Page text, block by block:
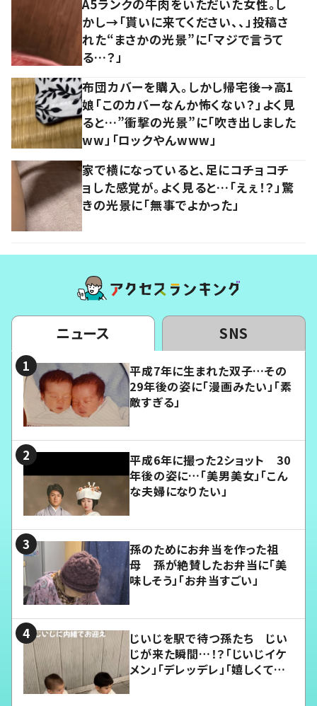
A5ランクの牛肉をいただいた女性。し
かし→「貰いに来てください、、」投稿さ
れた“まさかの光景”に「マジで言うて
る…？」
布団カバーを購入。しかし帰宅後→高1
娘「このカバーなんか怖くない？」よく見
ると…”衝撃の光景”に「吹き出しました
ww」「ロックやんwww」
家で横になっていると、足にコチョコチ
ョした感覚が。よく見ると…「えぇ！？」驚
きの光景に「無事でよかった」
ニュース SNS
平成7年に生まれた双子…その
29年後の姿に「漫画みたい」「素
敵すぎる」
平成6年に撮った2ショット 30
年後の姿に…「美男美女」「こん
な夫婦になりたい」
孫のためにお弁当を作った祖
母 孫が絶賛したお弁当に「美
味しそう」「お弁当すごい」
じいじを駅で待つ孫たち じい
じが来た瞬間…！？「じいじイケ
メン」「デレッデレ」「嬉しくて可